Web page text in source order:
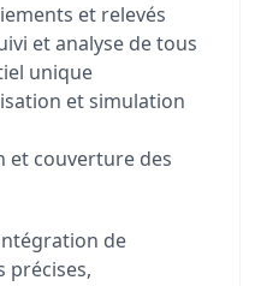
et relevés
et analyse de tous
unique
et simulation
et couverture des
de
précises,